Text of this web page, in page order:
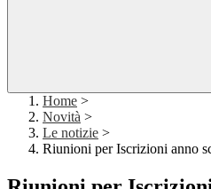
Home >
Novità >
Le notizie >
Riunioni per Iscrizioni anno